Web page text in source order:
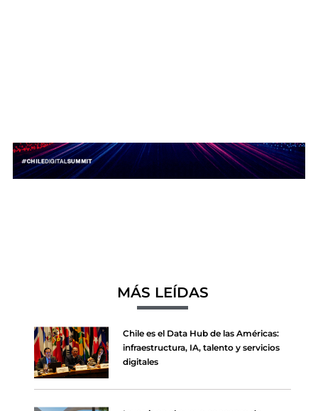
MÁS LEÍDAS
Chile es el Data Hub de las Américas:
infraestructura, IA, talento y servicios
digitales